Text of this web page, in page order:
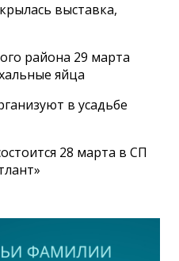
выставка,
района 29 марта
яйца
в усадьбе
28 марта в СП